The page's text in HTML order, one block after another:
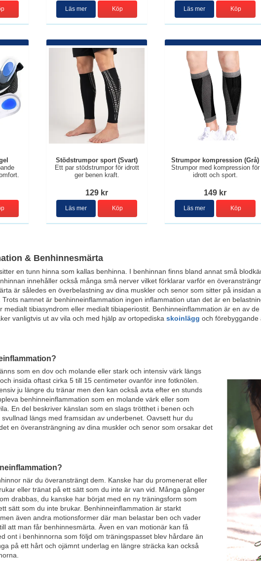
Läs mer Köp Läs mer Köp
Stödstrumpor sport (Svart)
Ett par stödstrumpor för idrott
ger benen kraft.
129 kr
Läs mer Köp
Strumpor kompression (Grå)
Strumpor med kompression för
idrott och sport.
149 kr
Läs mer Köp
& Benhinnesmärta
en tunn hinna som kallas benhinna. I benhinnan finns bland annat små
innehåller också många små nerver vilket förklarar varför en
är således en överbelastning av dina muskler och senor som sitter på insidan
Trots namnet är benhinneinflammation ingen inflammation utan det är en
medialt tibiasyndrom eller medialt tibiaperiostit. Benhinneinflammation är en av
vanligtvis ut av vila och med hjälp av ortopediska skoinlägg och förebyggande
som en dov och molande eller stark och intensiv värk längs
insida oftast cirka 5 till 15 centimeter ovanför inre fotknölen.
ju längre du tränar men den kan också avta efter en stunds
benhinneinflammation som en molande värk eller som
En del beskriver känslan som en slags trötthet i benen och
längs med framsidan av underbenet. Oavsett hur du
en överansträngning av dina muskler och senor som orsakar det
när du överansträngt dem. Kanske har du promenerat eller
eller tränat på ett sätt som du inte är van vid. Många gånger
drabbas, du kanske har börjat med en ny träningsform som
sätt som du inte brukar. Benhinneinflammation är starkt
även andra motionsformer där man belastar ben och vader
att man får benhinnesmärta. Även en van motionär kan få
ont i benhinnorna som följd om träningspasset blev hårdare än
på ett hårt och ojämnt underlag en längre sträcka kan också